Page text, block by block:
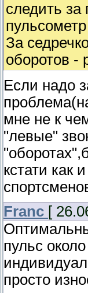
следить за
За
оборотов -
Если надо
мне не к
"левые"
кстати как
Franc [
пульс
просто